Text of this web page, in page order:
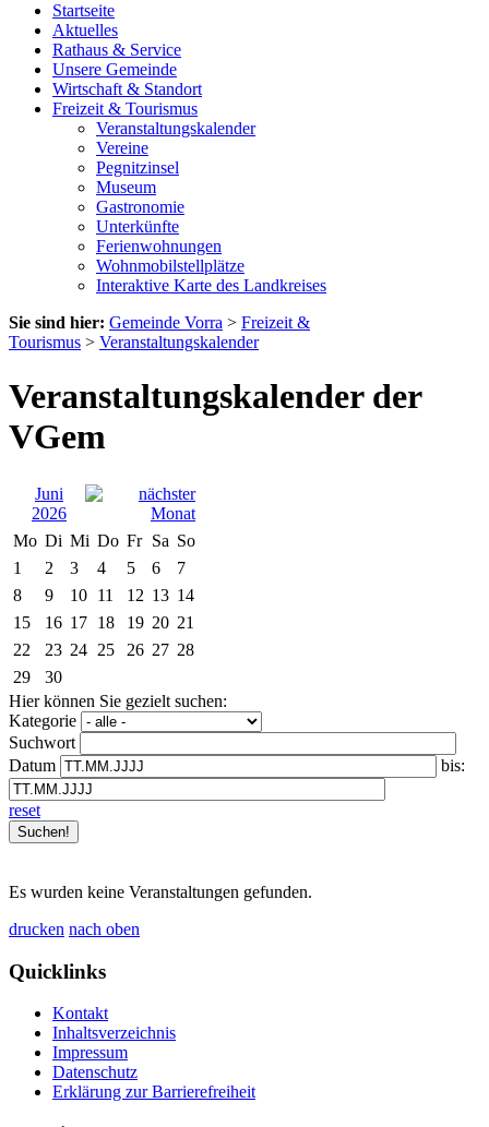
Startseite
Aktuelles
Rathaus & Service
Unsere Gemeinde
Wirtschaft & Standort
Freizeit & Tourismus
Veranstaltungskalender
Vereine
Pegnitzinsel
Museum
Gastronomie
Unterkünfte
Ferienwohnungen
Wohnmobilstellplätze
Interaktive Karte des Landkreises
Sie sind hier: Gemeinde Vorra > Freizeit &
Tourismus > Veranstaltungskalender
Veranstaltungskalender der
VGem
Juni
2026
Mo Di Mi Do Fr Sa So
1
2 3 4 5 6
7
8
9 10 11 12 13 14
15
16 17 18 19 20 21
22
23 24 25 26 27 28
29
30
Hier können Sie gezielt suchen:
Kategorie
Suchwort
Datum
bis:
reset
Es wurden keine Veranstaltungen gefunden.
drucken nach oben
Quicklinks
Kontakt
Inhaltsverzeichnis
Impressum
Datenschutz
Erklärung zur Barrierefreiheit